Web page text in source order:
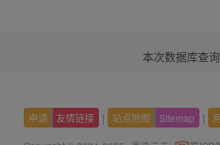
本次数据库查
申请 友情链接 | 站点地图 Sitemap |